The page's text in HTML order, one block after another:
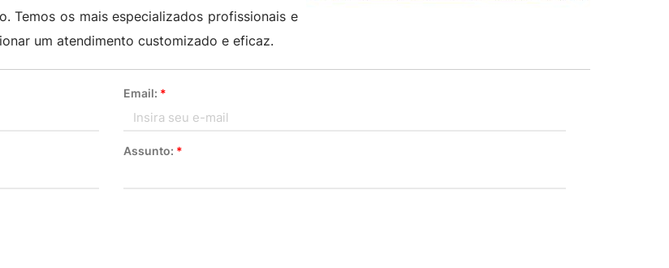
Temos os mais especializados profissionais e
um atendimento customizado e eficaz.
Email: *
Assunto: *